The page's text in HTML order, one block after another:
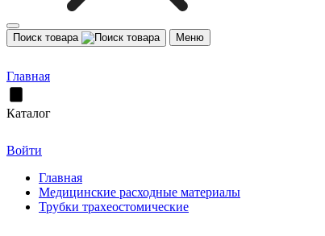
Поиск товара Меню
Главная
Каталог
Войти
Главная
Медицинские расходные материалы
Трубки трахеостомические